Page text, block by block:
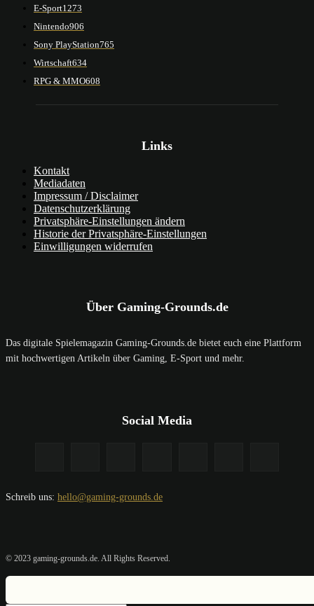
E-Sport1273
Nintendo906
Sony PlayStation765
Wirtschaft634
RPG & MMO608
Links
Kontakt
Mediadaten
Impressum / Disclaimer
Datenschutzerklärung
Privatsphäre-Einstellungen ändern
Historie der Privatsphäre-Einstellungen
Einwilligungen widerrufen
Über Gaming-Grounds.de
Das digitale Spielemagazin Gaming-Grounds.de bietet euch eine Plattform
mit hochwertigen Artikeln über Gaming, E-Sport und mehr.
Social Media
Schreib uns: hello@gaming-grounds.de
© 2023 gaming-grounds.de. All Rights Reserved.